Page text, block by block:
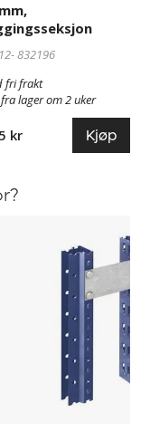
832196
fri frakt
lager om 2 uker
kr Kjøp
lagerhyller